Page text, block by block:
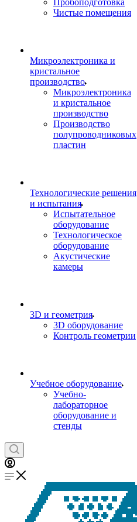
Пробоподготовка
Чистые помещения
Микроэлектроника и
кристальное
производство
Микроэлектроника
и кристальное
производство
Производство
полупроводниковых
пластин
Технологические решения
и испытания
Испытательное
оборудование
Технологическое
оборудование
Акустические
камеры
3D и геометрия
3D оборудование
Контроль геометрии
Учебное оборудование
Учебно-
лабораторное
оборудование и
стенды